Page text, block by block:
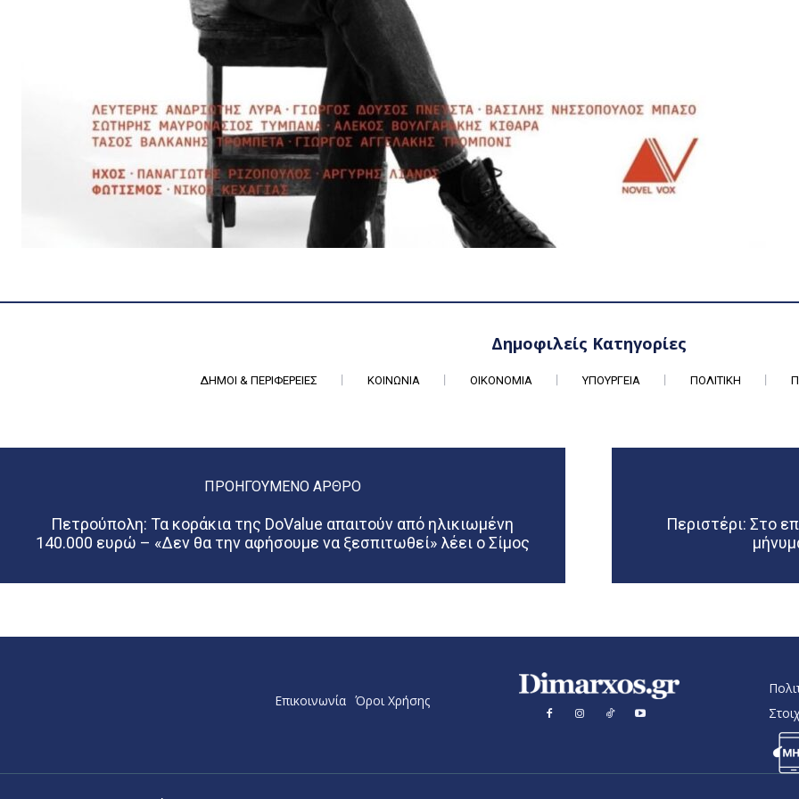
Δημοφιλείς Κατηγορίες
ΔΉΜΟΙ & ΠΕΡΙΦΈΡΕΙΕΣ ΚΟΙΝΩΝΊΑ ΟΙΚΟΝΟΜΊΑ ΥΠΟΥΡΓΕΊΑ ΠΟΛΙΤΙΚΉ
ΠΡΟΗΓΟΎΜΕΝΟ ΆΡΘΡΟ
Πετρούπολη: Τα κοράκια της DoValue απαιτούν από ηλικιωμένη
140.000 ευρώ – «Δεν θα την αφήσουμε να ξεσπιτωθεί» λέει ο Σίμος
Περιστέρι: Στο
Επικοινωνία Όροι Χρήσης